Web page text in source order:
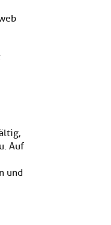
Auf
und